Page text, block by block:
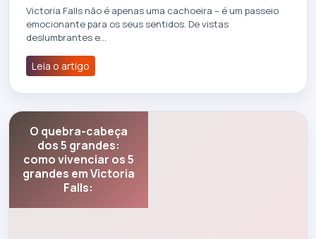
Victoria Falls não é apenas uma cachoeira – é um passeio
emocionante para os seus sentidos. De vistas
deslumbrantes e…
Leia o artigo
O quebra-cabeça
dos 5 grandes:
como vivenciar os 5
grandes em Victoria
Falls: